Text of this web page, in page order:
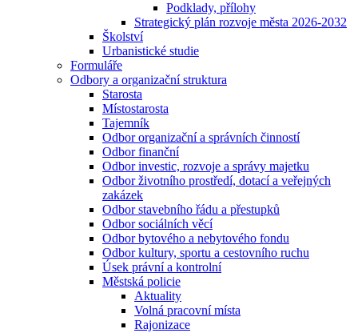
Podklady, přílohy
Strategický plán rozvoje města 2026-2032
Školství
Urbanistické studie
Formuláře
Odbory a organizační struktura
Starosta
Místostarosta
Tajemník
Odbor organizační a správních činností
Odbor finanční
Odbor investic, rozvoje a správy majetku
Odbor životního prostředí, dotací a veřejných
zakázek
Odbor stavebního řádu a přestupků
Odbor sociálních věcí
Odbor bytového a nebytového fondu
Odbor kultury, sportu a cestovního ruchu
Úsek právní a kontrolní
Městská policie
Aktuality
Volná pracovní místa
Rajonizace